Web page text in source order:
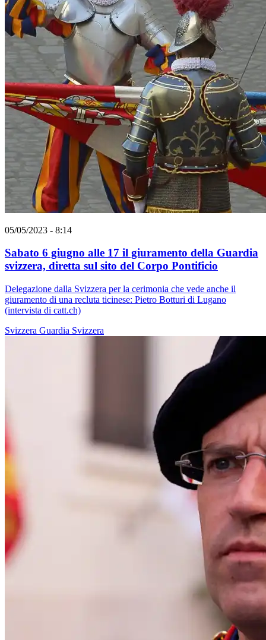
05/05/2023 - 8:14
Sabato 6 giugno alle 17 il giuramento della Guardia
svizzera, diretta sul sito del Corpo Pontificio
Delegazione dalla Svizzera per la cerimonia che vede anche il
giuramento di una recluta ticinese: Pietro Botturi di Lugano
(intervista di catt.ch)
Svizzera Guardia Svizzera